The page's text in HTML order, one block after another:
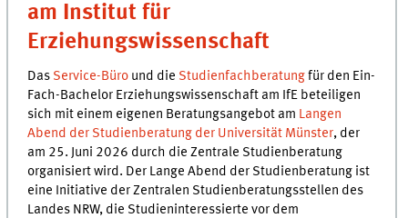
am Institut für
Erziehungswissenschaft
Das Service-Büro und die Studienfachberatungfür den Ein-
Fach-Bachelor Erziehungswissenschaft am IfE beteiligen
sich mit einem eigenen Beratungsangebot am Langen
Abend der Studienberatung der Universität Münster, der
am 25. Juni 2026 durch die Zentrale Studienberatung
organisiert wird. Der Lange Abend der Studienberatung ist
eine Initiative der Zentralen Studienberatungsstellen des
Landes NRW, die Studieninteressierte vor dem